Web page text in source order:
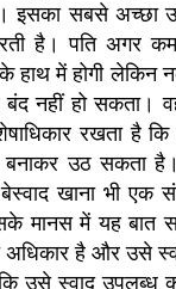
इसका सबसे अच्छा
है। पति अगर
हाथ में होगी लेकिन
बंद नहीं हो सकता।
रखता है
बनाकर उठ सकता
खाना भी एक
मानस में यह बात
अधिकार है और उसे
कि उसे स्वाद